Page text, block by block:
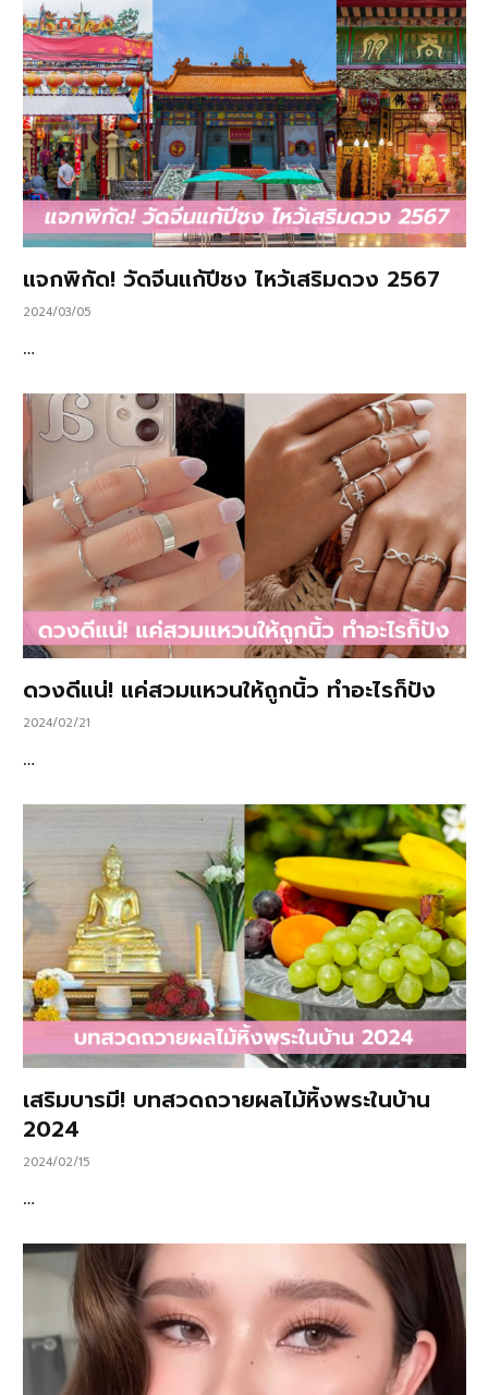
แจกพิกัด! วัดจีนแก้ปีชง ไหว้เสริมดวง 2567
2024/03/05
…
ดวงดีแน่! แค่สวมแหวนให้ถูกนิ้ว ทำอะไรก็ปัง
2024/02/21
…
เสริมบารมี! บทสวดถวายผลไม้หิ้งพระในบ้าน
2024
2024/02/15
…